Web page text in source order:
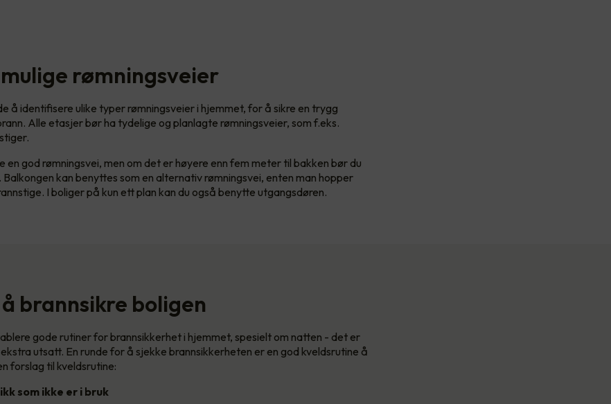
rømningsveier
å identifisere ulike typer rømningsveier i hjemmet, for å sikre en trygg
Alle etasjer bør ha tydelige og planlagte rømningsveier, som f.eks.
en god rømningsvei, men om det er høyere enn fem meter til bakken bør du
Balkongen kan benyttes som en alternativ rømningsvei, enten man hopper
I boliger på kun ett plan kan du også benytte utgangsdøren.
brannsikre boligen
gode rutiner for brannsikkerhet i hjemmet, spesielt om natten - det er
utsatt. En runde for å sjekke brannsikkerheten er en god kveldsrutine å
forslag til kveldsrutine:
som ikke er i bruk